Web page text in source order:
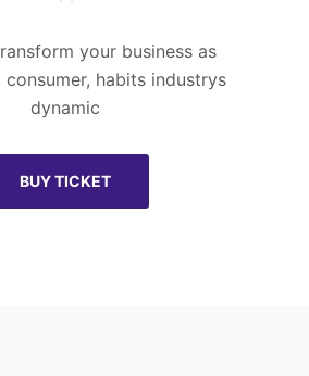
your business as
habits industrys
dynamic
BUY TICKET